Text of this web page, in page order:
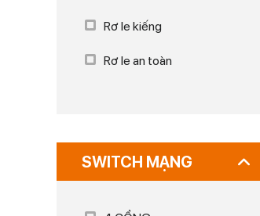
Rơ le kiếng
Rơ le an toàn
SWITCH MẠNG